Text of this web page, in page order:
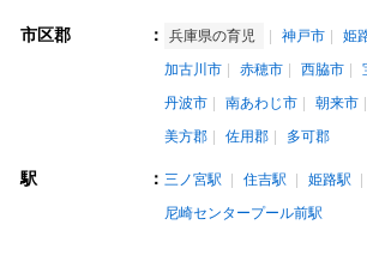
市区郡 ： 兵庫県の育児 神戸市 姫
加古川市
赤穂市 西脇市
丹波市
南あわじ市 朝来市
美方郡
佐用郡 多可郡
駅 ： 三ノ宮駅 住吉駅 姫路駅
尼崎センタープール前駅